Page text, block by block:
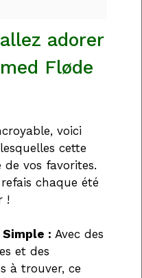
adorer
Fløde
voici
cette
de vos favorites.
chaque été
!
: Avec des
et des
à trouver, ce